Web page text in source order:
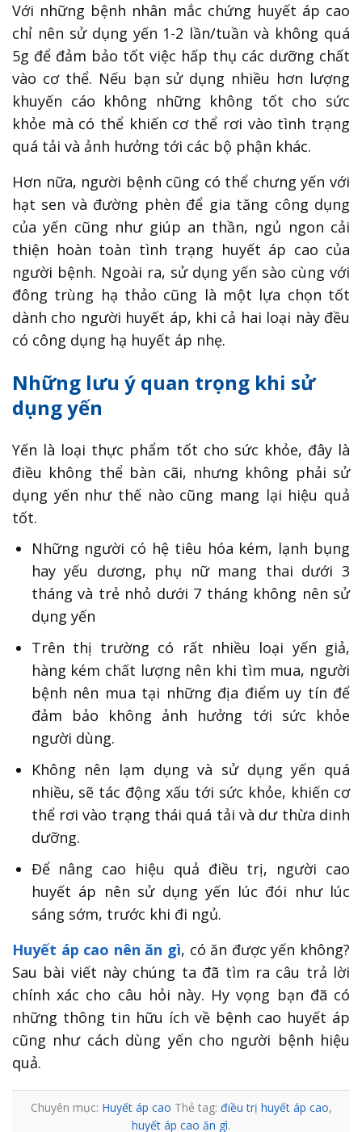
Với những bệnh nhân mắc chứng huyết áp cao
chỉ nên sử dụng yến 1-2 lần/tuần và không quá
5g để đảm bảo tốt việc hấp thụ các dưỡng chất
vào cơ thể. Nếu bạn sử dụng nhiều hơn lượng
khuyến cáo không những không tốt cho sức
khỏe mà có thể khiến cơ thể rơi vào tình trạng
quá tải và ảnh hưởng tới các bộ phận khác.
Hơn nữa, người bệnh cũng có thể chưng yến với
hạt sen và đường phèn để gia tăng công dụng
của yến cũng như giúp an thần, ngủ ngon cải
thiện hoàn toàn tình trạng huyết áp cao của
người bệnh. Ngoài ra, sử dụng yến sào cùng với
đông trùng hạ thảo cũng là một lựa chọn tốt
dành cho người huyết áp, khi cả hai loại này đều
có công dụng hạ huyết áp nhẹ.
Những lưu ý quan trọng khi sử
dụng yến
Yến là loại thực phẩm tốt cho sức khỏe, đây là
điều không thể bàn cãi, nhưng không phải sử
dụng yến như thế nào cũng mang lại hiệu quả
tốt.
Những người có hệ tiêu hóa kém, lạnh bụng
hay yếu dương, phụ nữ mang thai dưới 3
tháng và trẻ nhỏ dưới 7 tháng không nên sử
dụng yến
Trên thị trường có rất nhiều loại yến giả,
hàng kém chất lượng nên khi tìm mua, người
bệnh nên mua tại những địa điểm uy tín để
đảm bảo không ảnh hưởng tới sức khỏe
người dùng.
Không nên lạm dụng và sử dụng yến quá
nhiều, sẽ tác động xấu tới sức khỏe, khiến cơ
thể rơi vào trạng thái quá tải và dư thừa dinh
dưỡng.
Để nâng cao hiệu quả điều trị, người cao
huyết áp nên sử dụng yến lúc đói như lúc
sáng sớm, trước khi đi ngủ.
Huyết áp cao nên ăn gì, có ăn được yến không?
Sau bài viết này chúng ta đã tìm ra câu trả lời
chính xác cho câu hỏi này. Hy vọng bạn đã có
những thông tin hữu ích về bệnh cao huyết áp
cũng như cách dùng yến cho người bệnh hiệu
quả.
Chuyên mục: Huyết áp cao Thẻ tag: điều trị huyết áp cao,
huyết áp cao ăn gì.